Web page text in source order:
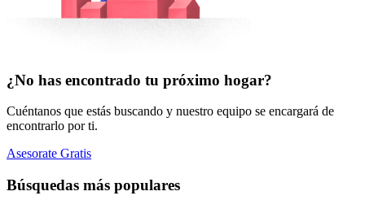
¿No has encontrado tu próximo hogar?
Cuéntanos que estás buscando y nuestro equipo se encargará de
encontrarlo por ti.
Asesorate Gratis
Búsquedas más populares